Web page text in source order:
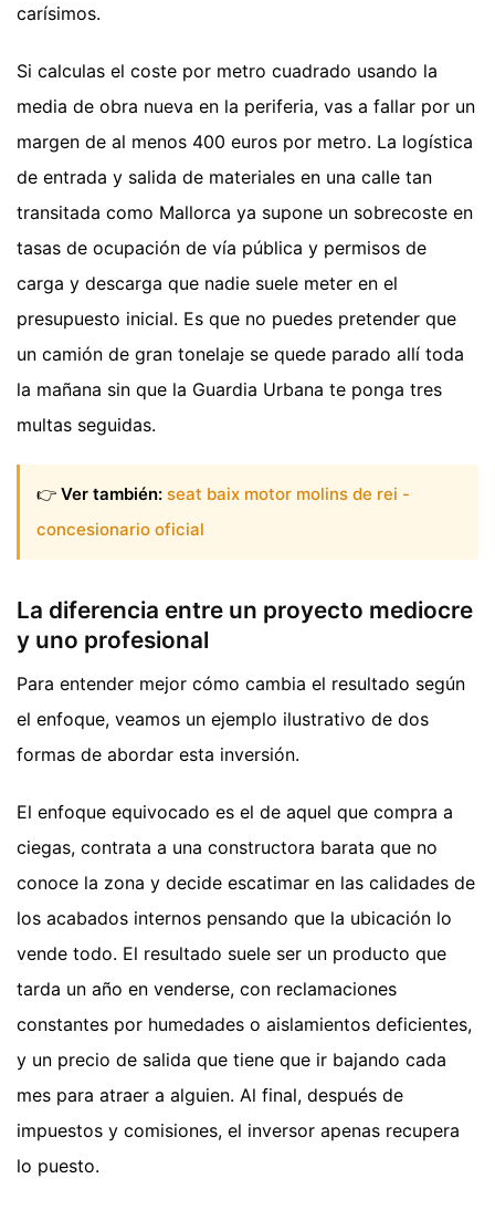
carísimos.
Si calculas el coste por metro cuadrado usando la
media de obra nueva en la periferia, vas a fallar por un
margen de al menos 400 euros por metro. La logística
de entrada y salida de materiales en una calle tan
transitada como Mallorca ya supone un sobrecoste en
tasas de ocupación de vía pública y permisos de
carga y descarga que nadie suele meter en el
presupuesto inicial. Es que no puedes pretender que
un camión de gran tonelaje se quede parado allí toda
la mañana sin que la Guardia Urbana te ponga tres
multas seguidas.
👉 Ver también: seat baix motor molins de rei -
concesionario oficial
La diferencia entre un proyecto mediocre
y uno profesional
Para entender mejor cómo cambia el resultado según
el enfoque, veamos un ejemplo ilustrativo de dos
formas de abordar esta inversión.
El enfoque equivocado es el de aquel que compra a
ciegas, contrata a una constructora barata que no
conoce la zona y decide escatimar en las calidades de
los acabados internos pensando que la ubicación lo
vende todo. El resultado suele ser un producto que
tarda un año en venderse, con reclamaciones
constantes por humedades o aislamientos deficientes,
y un precio de salida que tiene que ir bajando cada
mes para atraer a alguien. Al final, después de
impuestos y comisiones, el inversor apenas recupera
lo puesto.